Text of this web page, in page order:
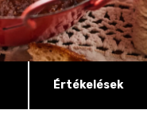
Értékelések